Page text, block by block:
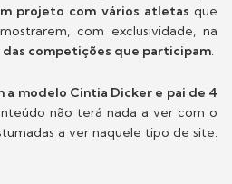
projeto com vários atletas que
com exclusividade, na
competições que participam.
a modelo Cintia Dicker e pai de 4
não terá nada a ver com o
a ver naquele tipo de site.